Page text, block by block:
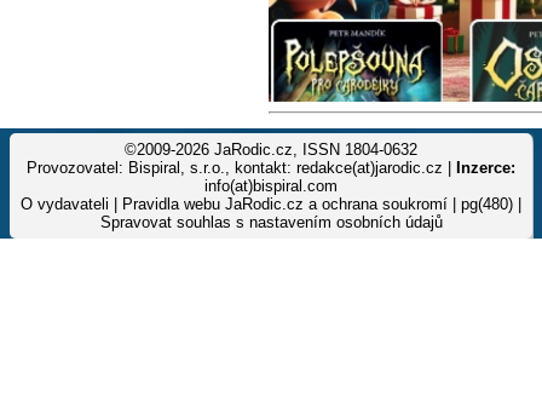
©2009-2026 JaRodic.cz, ISSN 1804-0632
Provozovatel: Bispiral, s.r.o., kontakt: redakce(at)jarodic.cz |
Inzerce:
info(at)bispiral.com
O vydavateli
Pravidla webu JaRodic.cz a ochrana soukromí | pg(480) |
Spravovat souhlas s nastavením osobních údajů